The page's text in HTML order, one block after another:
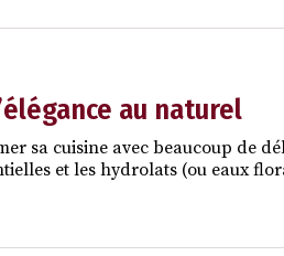
au naturel
sa cuisine avec beaucoup de
et les hydrolats (ou eaux